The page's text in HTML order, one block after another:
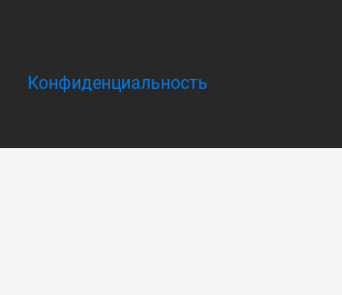
Конфиденциальность